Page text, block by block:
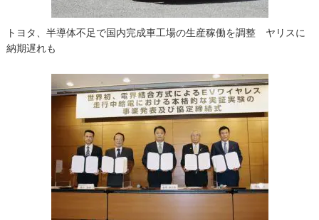
トヨタ、半導体不足で国内完成車工場の生産稼働を調整 ヤリスに
納期遅れも